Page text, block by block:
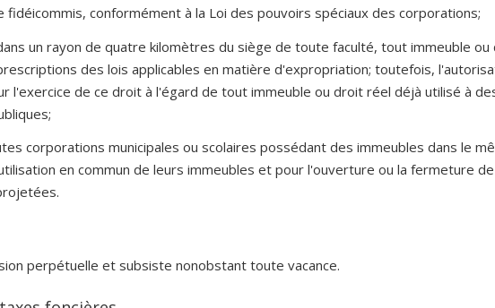
fidéicommis, conformément à la Loi des pouvoirs spéciaux des corporations;
un rayon de quatre kilomètres du siège de toute faculté, tout immeuble ou
des lois applicables en matière d'expropriation; toutefois,
l'exercice de ce droit à l'égard de tout immeuble ou droit réel déjà utilisé à
corporations municipales ou scolaires possédant des immeubles dans le
en commun de leurs immeubles et pour l'ouverture ou la fermeture
perpétuelle et subsiste nonobstant toute vacance.